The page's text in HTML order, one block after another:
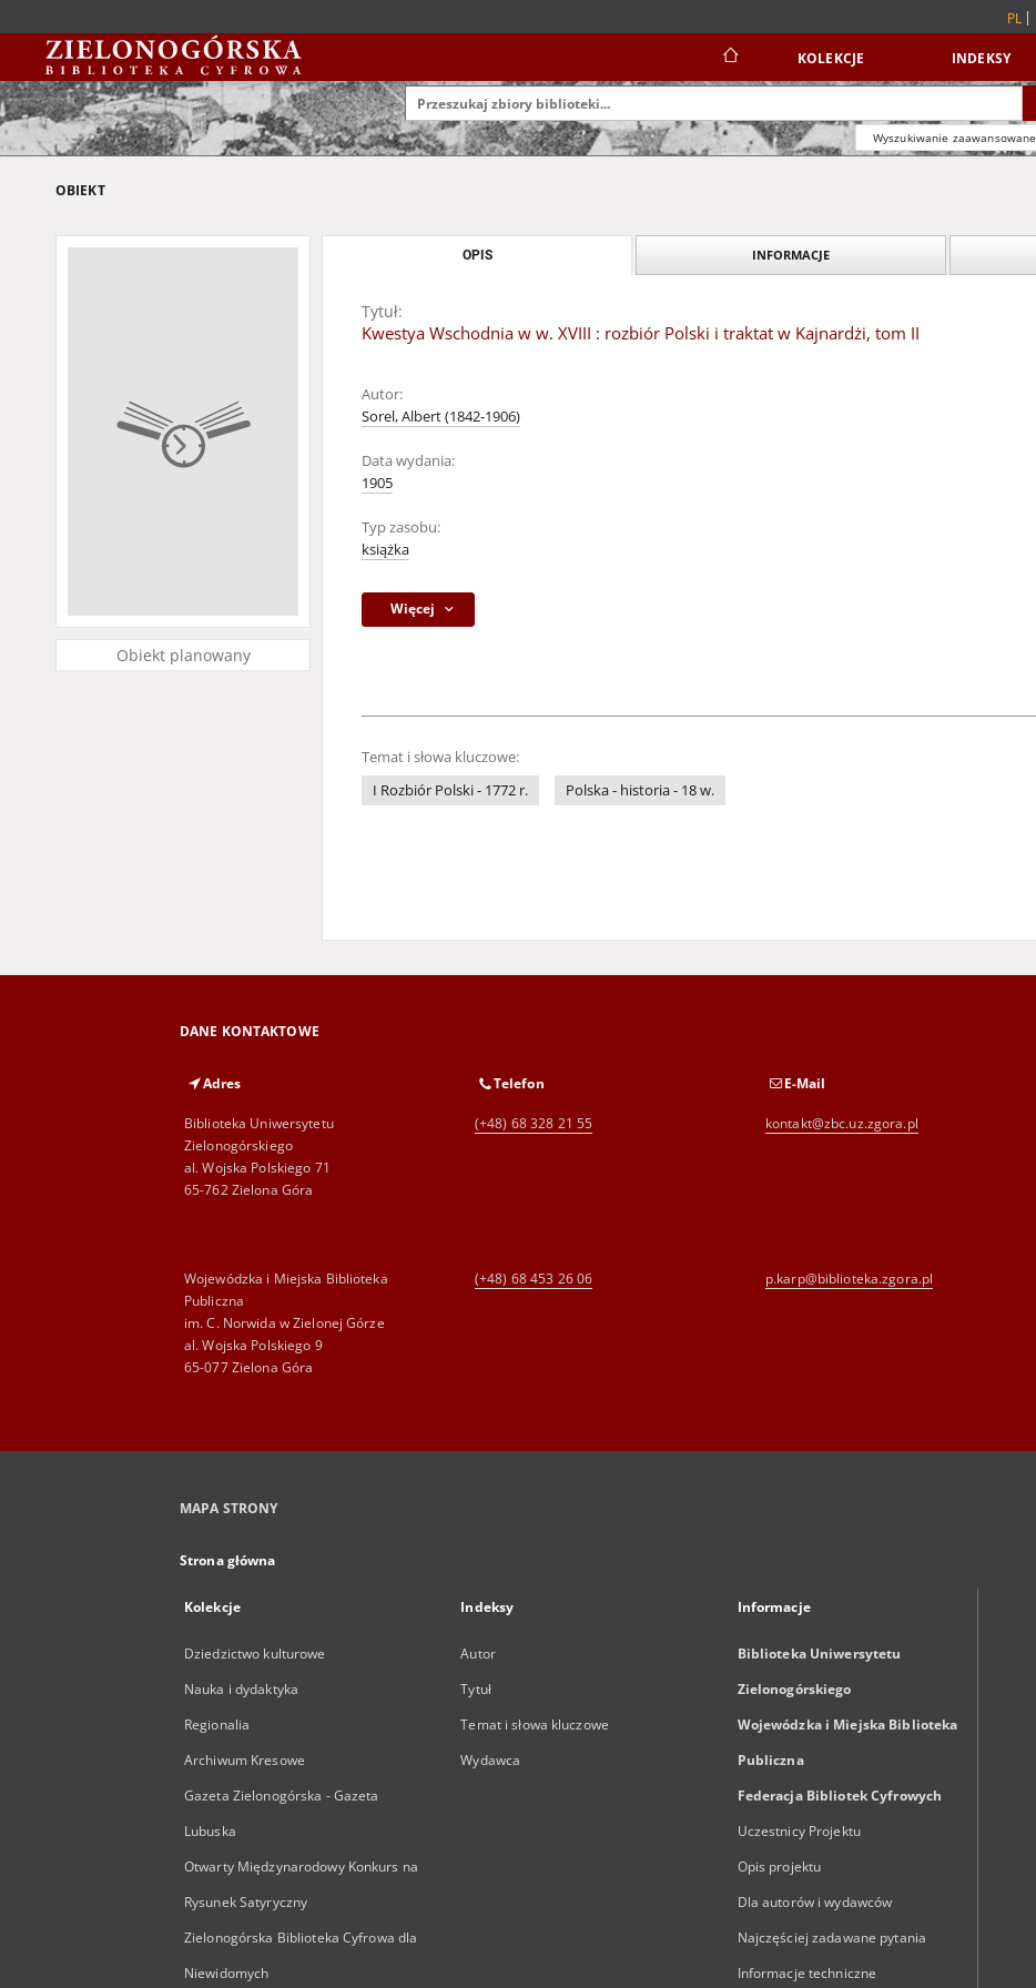
PL
KOLEKCJE INDEKSY
Wyszukiwanie zaawansowane
OBIEKT
Obiekt planowany
OPIS INFORMACJE
Tytuł:
Kwestya Wschodnia w w. XVIII : rozbiór Polski i traktat w Kajnardżi, tom II
Autor:
Sorel, Albert (1842-1906)
Data wydania:
1905
Typ zasobu:
książka
Więcej
Temat i słowa kluczowe:
I Rozbiór Polski - 1772 r.
Polska - historia - 18 w.
DANE KONTAKTOWE
Adres
Biblioteka Uniwersytetu
Zielonogórskiego
al. Wojska Polskiego 71
65-762 Zielona Góra
Telefon
(+48) 68 328 21 55
E-Mail
kontakt@zbc.uz.zgora.pl
Wojewódzka i Miejska Biblioteka
Publiczna
im. C. Norwida w Zielonej Górze
al. Wojska Polskiego 9
65-077 Zielona Góra
(+48) 68 453 26 06 p.karp@biblioteka.zgora.pl
MAPA STRONY
Strona główna
Kolekcje
Dziedzictwo kulturowe
Nauka i dydaktyka
Regionalia
Archiwum Kresowe
Gazeta Zielonogórska - Gazeta
Lubuska
Otwarty Międzynarodowy Konkurs na
Rysunek Satyryczny
Zielonogórska Biblioteka Cyfrowa dla
Niewidomych
Indeksy
Autor
Tytuł
Temat i słowa kluczowe
Wydawca
Informacje
Biblioteka Uniwersytetu
Zielonogórskiego
Wojewódzka i Miejska Biblioteka
Publiczna
Federacja Bibliotek Cyfrowych
Uczestnicy Projektu
Opis projektu
Dla autorów i wydawców
Najczęściej zadawane pytania
Informacje techniczne